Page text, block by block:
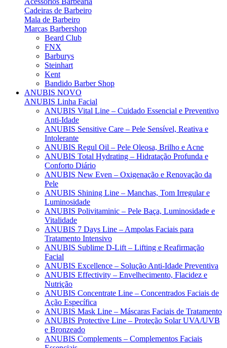
Cadeiras de Barbeiro
Mala de Barbeiro
Marcas Barbershop
Beard Club
FNX
Barburys
Steinhart
Kent
Bandido Barber Shop
ANUBIS NOVO
ANUBIS Linha Facial
ANUBIS Vital Line – Cuidado Essencial e Preventivo
Anti-Idade
ANUBIS Sensitive Care – Pele Sensível, Reativa e
Intolerante
ANUBIS Regul Oil – Pele Oleosa, Brilho e Acne
ANUBIS Total Hydrating – Hidratação Profunda e
Conforto Diário
ANUBIS New Even – Oxigenação e Renovação da
Pele
ANUBIS Shining Line – Manchas, Tom Irregular e
Luminosidade
ANUBIS Polivitaminic – Pele Baça, Luminosidade e
Vitalidade
ANUBIS 7 Days Line – Ampolas Faciais para
Tratamento Intensivo
ANUBIS Sublime D-Lift – Lifting e Reafirmação
Facial
ANUBIS Excellence – Solução Anti-Idade Preventiva
ANUBIS Effectivity – Envelhecimento, Flacidez e
Nutrição
ANUBIS Concentrate Line – Concentrados Faciais de
Ação Específica
ANUBIS Mask Line – Máscaras Faciais de Tratamento
ANUBIS Protective Line – Proteção Solar UVA/UVB
e Bronzeado
ANUBIS Complements – Complementos Faciais